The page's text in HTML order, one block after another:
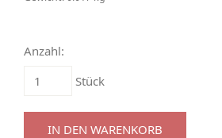
Anzahl:
Stück
IN DEN WARENKORB